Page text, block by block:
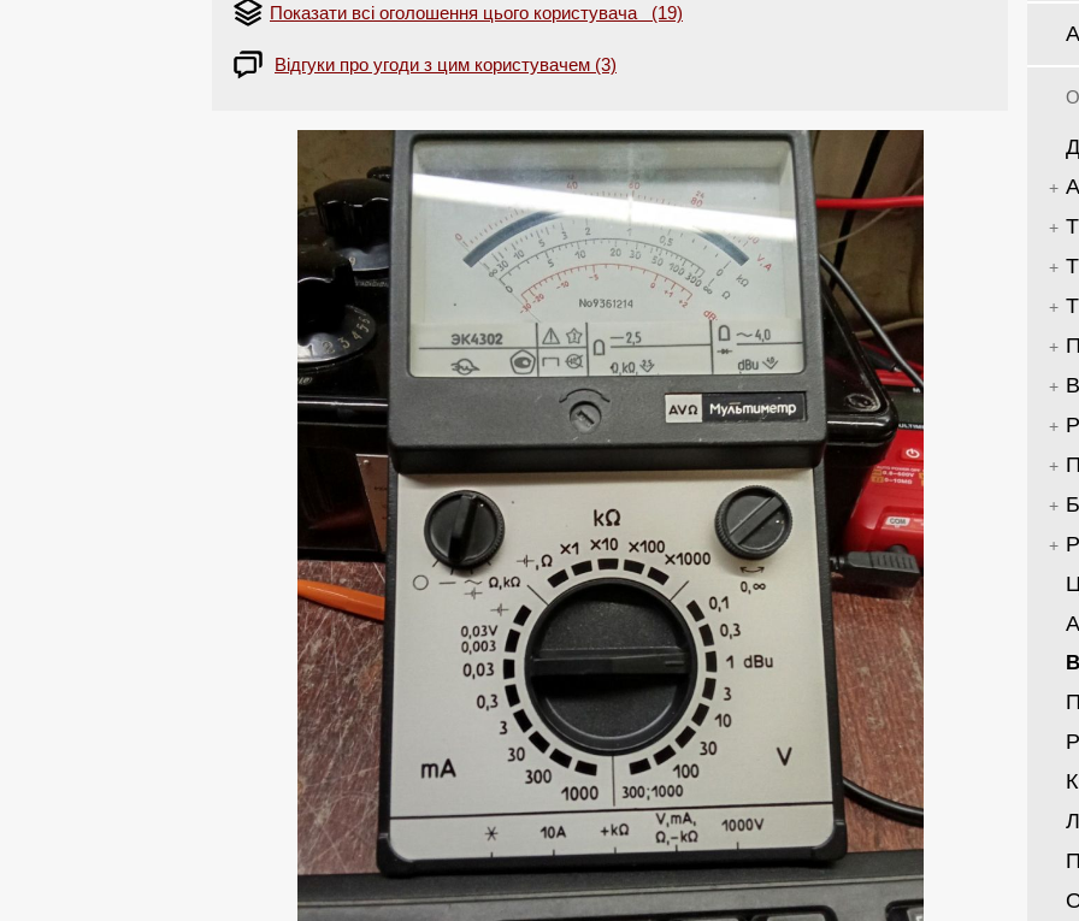
Показати всі оголошення цього користувача (19)
Відгуки про угоди з цим користувачем (3)